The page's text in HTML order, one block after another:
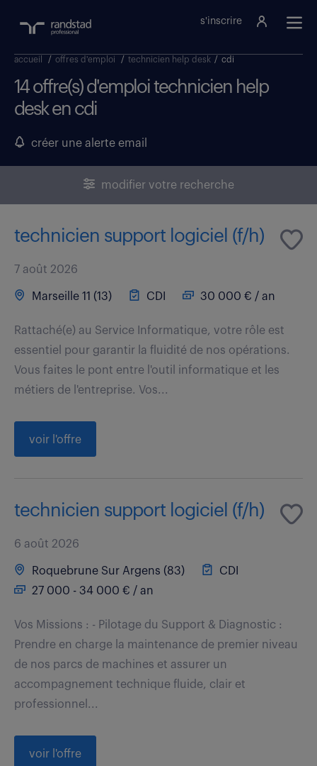
s'inscrire
accueil / offres d'emploi / technicien help desk / cdi
14 offre(s) d'emploi technicien help
desk en cdi
créer une alerte email
modifier votre recherche
technicien support logiciel (f/h)
7 août 2026
Marseille 11 (13) CDI 30 000 € / an
Rattaché(e) au Service Informatique, votre rôle est
essentiel pour garantir la fluidité de nos opérations.
Vous faites le pont entre l'outil informatique et les
métiers de l'entreprise. Vos...
voir l'offre
technicien support logiciel (f/h)
6 août 2026
Roquebrune Sur Argens (83)
CDI
27 000 - 34 000 € / an
Vos Missions : - Pilotage du Support & Diagnostic :
Prendre en charge la maintenance de premier niveau
de nos parcs de machines et assurer un
accompagnement technique fluide, clair et
professionnel...
voir l'offre